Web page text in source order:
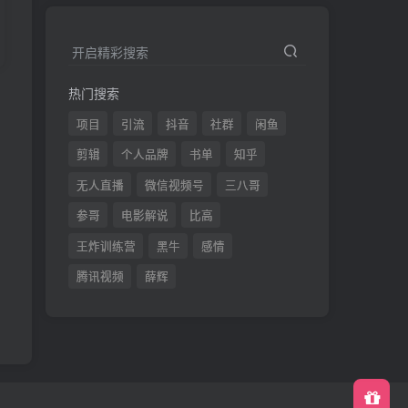
开启精彩搜索
热门搜索
项目 引流 抖音 社群
闲鱼
剪辑
个人品牌 书单
知乎
无人直播
微信视频号
三八哥
参哥
电影解说
比高
王炸训练营
黑牛
感情
腾讯视频
薛辉